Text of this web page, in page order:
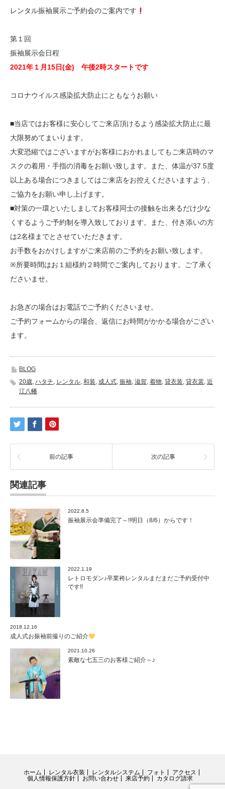
レンタル振袖展示ご予約会のご案内です
第１回
振袖展示会日程
2021年１月15日(金) 午後2時スタートです
コロナウイルス感染拡大防止にともなうお願い
■当店ではお客様に安心してご来店頂けるよう感染拡大防止に最
大限努めてまいります。
大変恐縮ではございますがお客様におかれましてもご来店時のマ
スクの着用・手指の消毒をお願い致します。また、体温が37.5度
以上ある場合につきましてはご来店をお控えくださいますよう、
ご協力をお願い申し上げます。
■対策の一環といたしましてお客様同士の接触を出来るだけ少な
くするようご予約制を導入致しております。また、付き添いの方
は2名様までとさせていただきます。
お手数をおかけしますがご来店前のご予約をお願い致します。
※所要時間はお１組様約２時間でご案内しております。ご了承く
ださいませ。
お急ぎの場合はお電話でご予約くださいませ。
ご予約フォームからの場合、返信にお時間がかかる場合がござい
ます。
BLOG
20歳, ハタチ, レンタル, 和装, 成人式, 振袖, 滋賀, 着物, 貸衣装, 貸衣裳, 近
江八幡
前の記事 次の記事
関連記事
2022.8.5
振袖展示会準備完了～!!明日（8/6）からです！
2022.1.19
レトロモダン♪卒業袴レンタルまだまだご予約受付中
です!!
2018.12.16
成人式お振袖前撮りのご紹介
2021.10.26
素敵な七五三のお客様ご紹介～♪
ホーム レンタル衣装 レンタルシステム フォト
アクセス
個人情報保護方針
お問い合わせ 来店予約 カタログ請求